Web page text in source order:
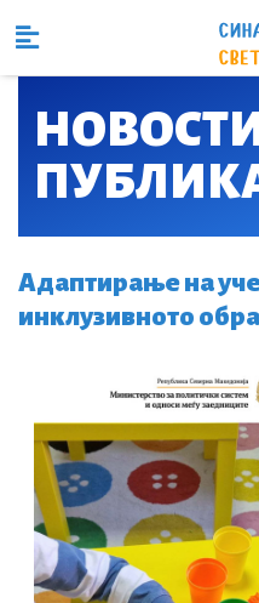
Адаптирање на
инклузивното